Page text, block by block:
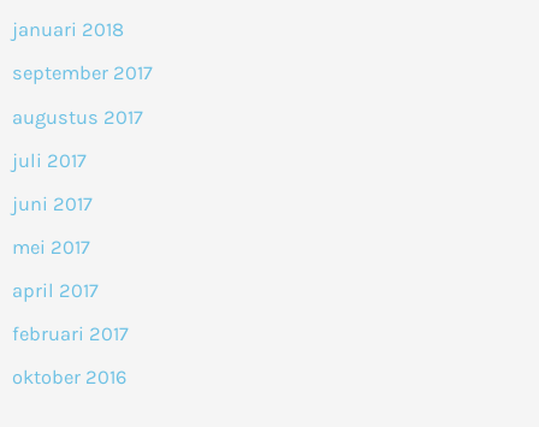
januari 2018
september 2017
augustus 2017
juli 2017
juni 2017
mei 2017
april 2017
februari 2017
oktober 2016